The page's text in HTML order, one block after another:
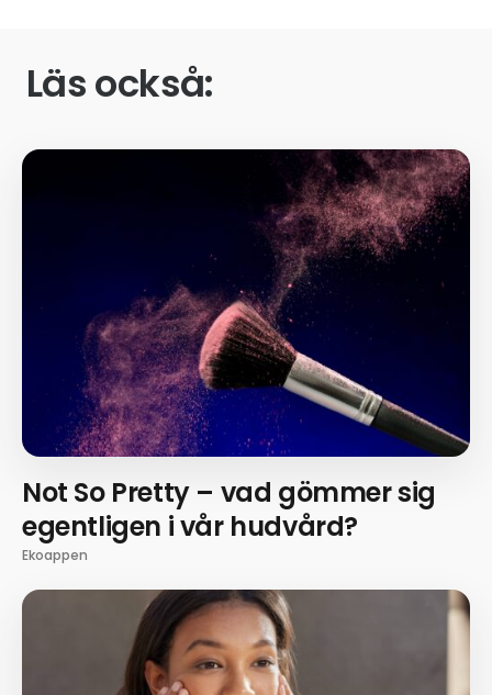
Läs också:
Not So Pretty – vad gömmer sig
egentligen i vår hudvård?
Ekoappen